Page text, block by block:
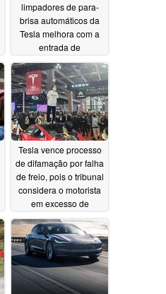
limpadores de para-
brisa automáticos da
Tesla melhora com a
entrada de
sensibilidade do
motorista06/06/2024
Tesla vence processo
de difamação por falha
de freio, pois o tribunal
considera o motorista
em excesso de
velocidade como
culpado05/31/2024